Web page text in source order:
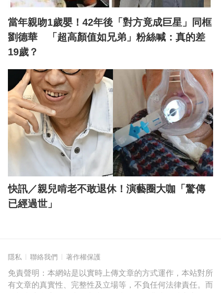
當年親吻1歲嬰！42年後「對方竟成巨星」同框
劉德華 「超高顏值如兄弟」粉絲喊：真的差
19歲？
快訊／親兒啃老不敢退休！演藝圈大咖「驚傳
已經過世」
隱私 聯絡我們 著作權保護
免責聲明：本網站是以實時上傳文章的方式運作，本站對所
有文章的真實性、完整性及立場等，不負任何法律責任。而